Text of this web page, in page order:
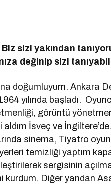
sizi yakından
değinip sizi
doğumluyum. Ankara
yılında başladı.
görüntü
İsveç ve
sinema, Tiyatro
temizliği yaptım
sergisinin
kurdum. Diğer yandan